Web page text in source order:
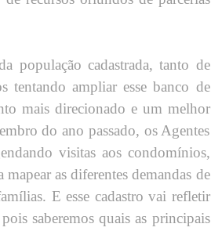
população cadastrada, tanto de
tentando ampliar esse banco de
mais direcionado e um melhor
do ano passado, os Agentes
visitas aos condomínios,
as diferentes demandas de
E esse cadastro vai refletir
saberemos quais as principais